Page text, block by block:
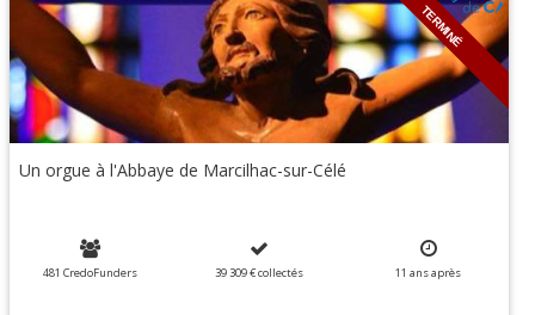
TERMINÉ
Un orgue à l'Abbaye de Marcilhac-sur-Célé
481 CredoFunders 39 309 €collectés 11 ansaprès